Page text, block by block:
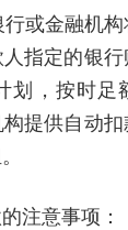
或金融机
指定的银
划，按时足
提供自动
注意事项：